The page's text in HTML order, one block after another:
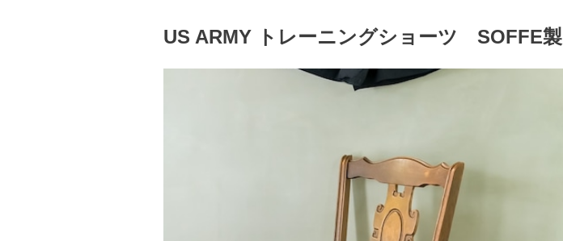
US ARMY トレーニングショーツ SOFFE製